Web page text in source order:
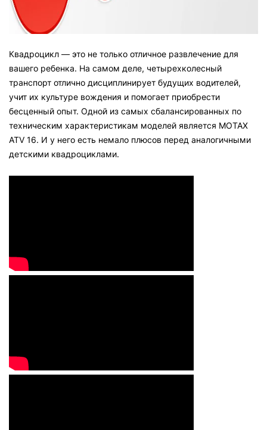
Квадроцикл — это не только отличное развлечение для
вашего ребенка. На самом деле, четырехколесный
транспорт отлично дисциплинирует будущих водителей,
учит их культуре вождения и помогает приобрести
бесценный опыт. Одной из самых сбалансированных по
техническим характеристикам моделей является MOTAX
ATV 16. И у него есть немало плюсов перед аналогичными
детскими квадроциклами.